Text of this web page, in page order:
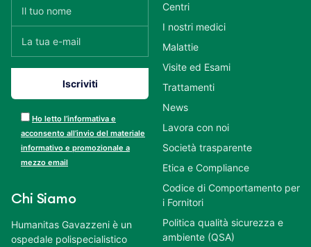
Ho letto l’informativa e
acconsento all’invio del materiale
informativo e promozionale a
mezzo email
Chi Siamo
Humanitas Gavazzeni è un
ospedale polispecialistico
Centri
I nostri medici
Malattie
Visite ed Esami
Trattamenti
News
Lavora con noi
Società trasparente
Etica e Compliance
Codice di Comportamento per
i Fornitori
Politica qualità sicurezza e
ambiente (QSA)